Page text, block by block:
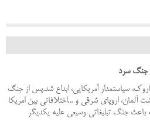
جنگ سرد
سیاستمدار آمریکایی، ابداع شد.پس از جنگ
آلمان، اروپای شرقی و ...اختلافاتی بین امریکا
جنگ تبلیغاتی وسیعی علیه یک‏دیگر